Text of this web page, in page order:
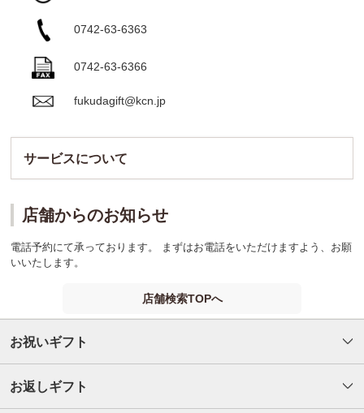
0742-63-6363
0742-63-6366
fukudagift@kcn.jp
サービスについて
店舗からのお知らせ
電話予約にて承っております。 まずはお電話をいただけますよう、お願
いいたします。
店舗検索TOPへ
お祝いギフト
お返しギフト